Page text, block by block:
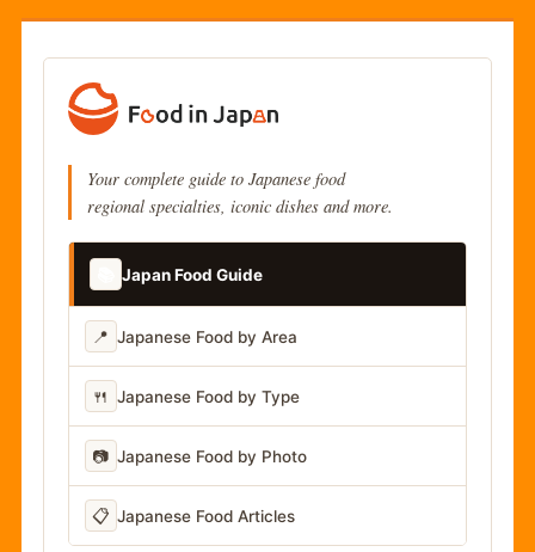
Your complete guide to Japanese food
regional specialties, iconic dishes and more.
Japan Food Guide
📍 Japanese Food by Area
🍴 Japanese Food by Type
📷 Japanese Food by Photo
📋 Japanese Food Articles